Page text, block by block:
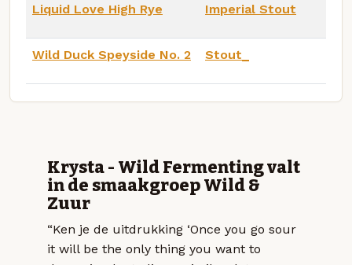
Liquid Love High Rye Imperial Stout
Wild Duck Speyside No. 2 Stout_
Krysta - Wild Fermenting valt
in de smaakgroep Wild &
Zuur
“Ken je de uitdrukking ‘Once you go sour
it will be the only thing you want to